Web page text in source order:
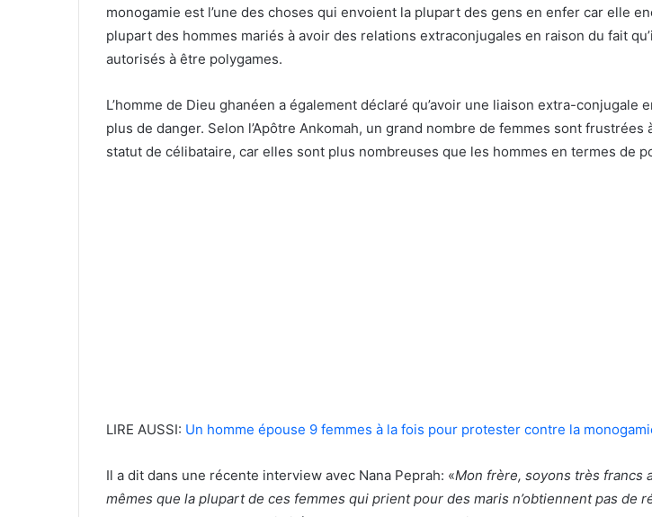
monogamie est l’une des choses qui envoient la plupart des gens en enfer car elle
plupart des hommes mariés à avoir des relations extraconjugales en raison du fait
autorisés à être polygames.
L’homme de Dieu ghanéen a également déclaré qu’avoir une liaison extra-conjugale
plus de danger. Selon l’Apôtre Ankomah, un grand nombre de femmes sont frustrées
statut de célibataire, car elles sont plus nombreuses que les hommes en termes de
LIRE AUSSI: Un homme épouse 9 femmes à la fois pour protester contre la
Il a dit dans une récente interview avec Nana Peprah: «Mon frère, soyons très francs
mêmes que la plupart de ces femmes qui prient pour des maris n’obtiennent pas de